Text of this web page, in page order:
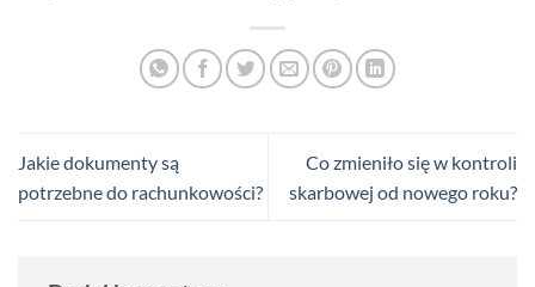
Jakie dokumenty są
potrzebne do rachunkowości?
Co zmieniło się w kontroli
skarbowej od nowego roku?